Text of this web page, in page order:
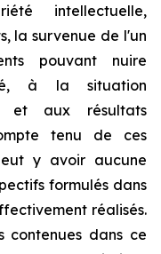
intellectuelle,
la survenue de l'un
pouvant nuire
à la situation
et aux résultats
tenu de ces
y avoir aucune
formulés dans
réalisés.
contenues dans ce